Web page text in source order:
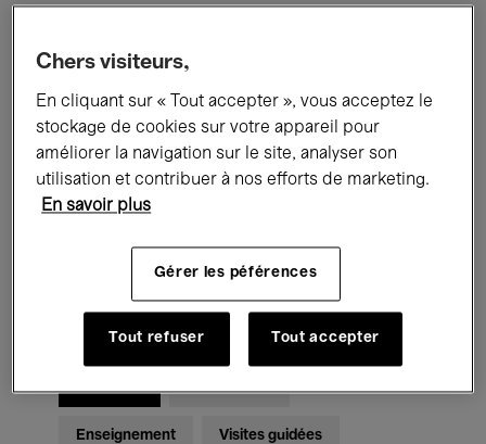
Tous les événements Concerts
Expositions Films Performances
Rencontres & Débats
Musique classique Global Music
Musique électronique
Enseignement Visites guidées
Chers visiteurs,
En cliquant sur « Tout accepter », vous acceptez le
stockage de cookies sur votre appareil pour
améliorer la navigation sur le site, analyser son
utilisation et contribuer à nos efforts de marketing.
En savoir plus
Gérer les péférences
Tout refuser Tout accepter